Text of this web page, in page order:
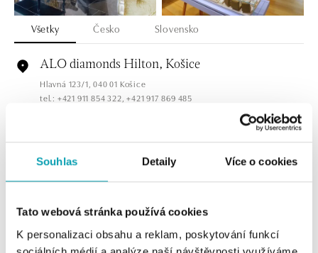
Souhlas Detaily Více o cookies
Tato webová stránka používá cookies
K personalizaci obsahu a reklam, poskytování funkcí
Všetky Česko Slovensko
ALO diamonds Hilton, Košice
Hlavná 123/1, 040 01 Košice
tel.: +421 911 854 322, +421 917 869 485
Einsteinova 3541/18, 851 01 Bratislava
tel.: +421917090556
ALOve OC Eurovea, Bratislava